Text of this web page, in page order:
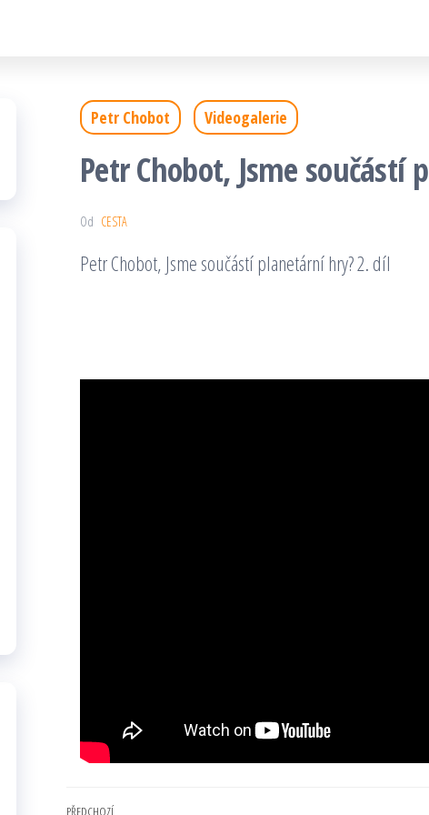
Petr Chobot Videogalerie
Petr Chobot, Jsme
Od CESTA
Petr Chobot, Jsme součástí planetární hry? 2. díl
PŘEDCHOZÍ